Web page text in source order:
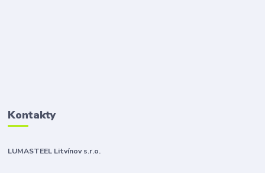
Kontakty
LUMASTEEL Litvínov s.r.o.